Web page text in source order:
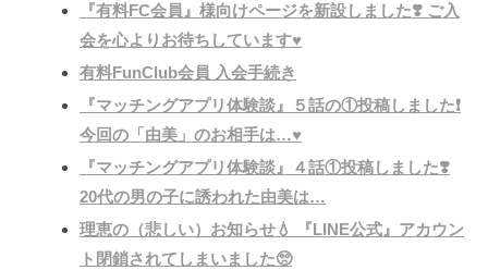
『有料FC会員』様向けページを新設しました❣️ ご入
会を心よりお待ちしています♥️
有料FunClub会員 入会手続き​
『マッチングアプリ体験談』５話の①投稿しました❗️
今回の「由美」のお相手は…♥️
『マッチングアプリ体験談』４話①投稿しました❣️
20代の男の子に誘われた由美は…
理恵の（悲しい）お知らせ💧 『LINE公式』アカウン
ト閉鎖されてしまいました🥺